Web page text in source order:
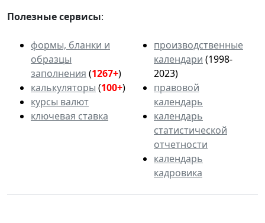
Полезные сервисы:
формы, бланки и
образцы
заполнения (1267+)
калькуляторы (100+)
курсы валют
ключевая ставка
производственные
календари (1998-
2023)
правовой
календарь
календарь
статистической
отчетности
календарь
кадровика